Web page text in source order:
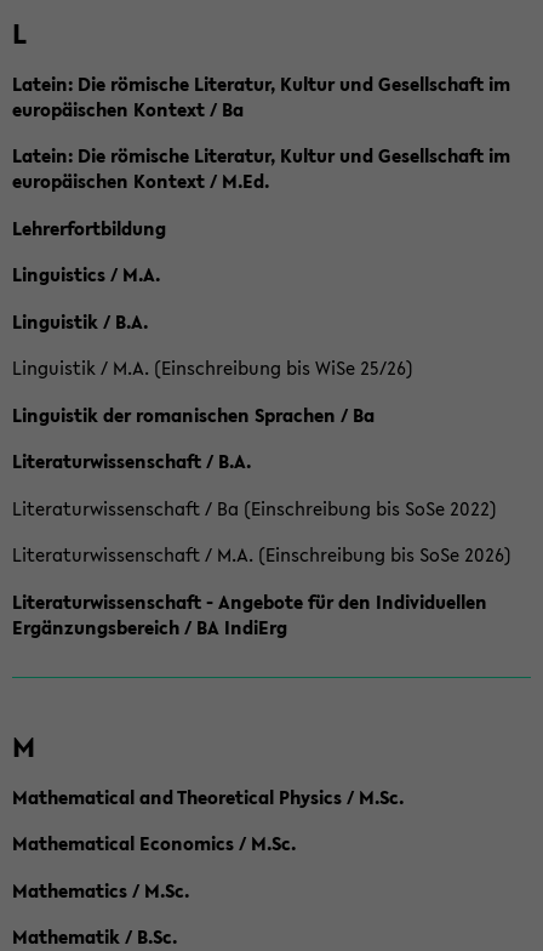
L
Latein: Die römische Literatur, Kultur und Gesellschaft im
europäischen Kontext / Ba
Latein: Die römische Literatur, Kultur und Gesellschaft im
europäischen Kontext / M.Ed.
Lehrerfortbildung
Linguistics / M.A.
Linguistik / B.A.
Linguistik / M.A. (Einschreibung bis WiSe 25/26)
Linguistik der romanischen Sprachen / Ba
Literaturwissenschaft / B.A.
Literaturwissenschaft / Ba (Einschreibung bis SoSe 2022)
Literaturwissenschaft / M.A. (Einschreibung bis SoSe 2026)
Literaturwissenschaft - Angebote für den Individuellen
Ergänzungsbereich / BA IndiErg
M
Mathematical and Theoretical Physics / M.Sc.
Mathematical Economics / M.Sc.
Mathematics / M.Sc.
Mathematik / B.Sc.